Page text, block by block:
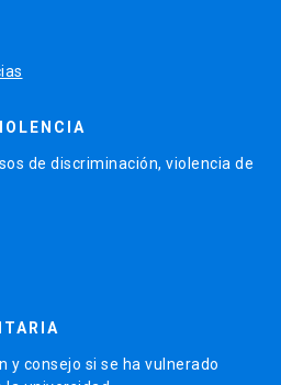
de discriminación, violencia de
y consejo si se ha vulnerado